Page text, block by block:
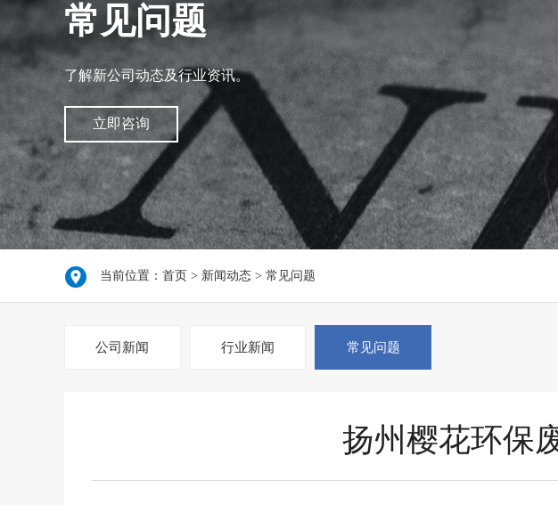
常见问题
了解新公司动态及行业资讯。
立即咨询
当前位置： 首页 > 新闻动态 > 常见问题
公司新闻 行业新闻 常见问题
扬州樱花环保